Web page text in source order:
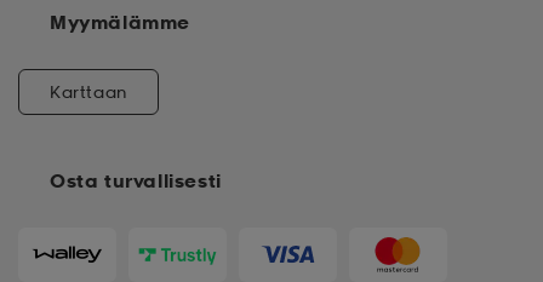
Osta turvallisesti
Myymälämme
Karttaan